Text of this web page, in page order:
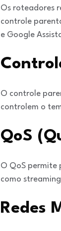
Os roteadores
controle
e Google
O controle
controlem o
QoS
O QoS permite
como
Redes